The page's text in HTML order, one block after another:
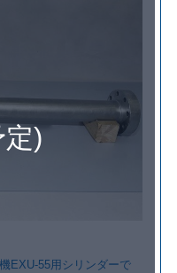
EXU-55用シリンダーで
)